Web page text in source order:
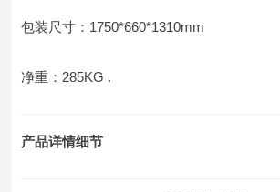
包装尺寸：1750*660*1310mm
净重：285KG .
产品详情细节